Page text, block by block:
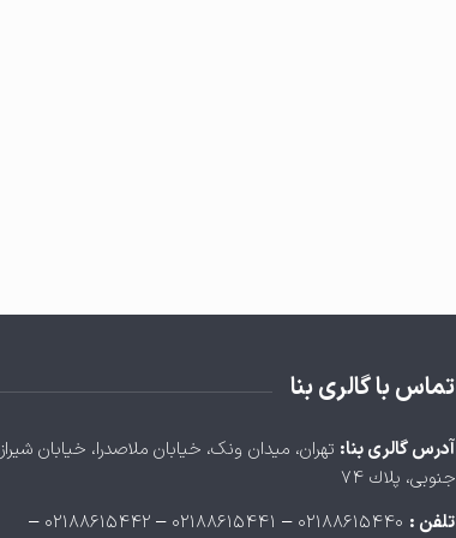
تماس با گالری بنا
آدرس گالری بنا: تهران، ميدان ونک، خيابان ملاصدرا، خيابان شيراز
جنوبی، پلاك ۷۴
تلفن :
۰۲۱۸۸۶۱۵۴۴۰ – ۰۲۱۸۸۶۱۵۴۴۱ – ۰۲۱۸۸۶۱۵۴۴۲ –